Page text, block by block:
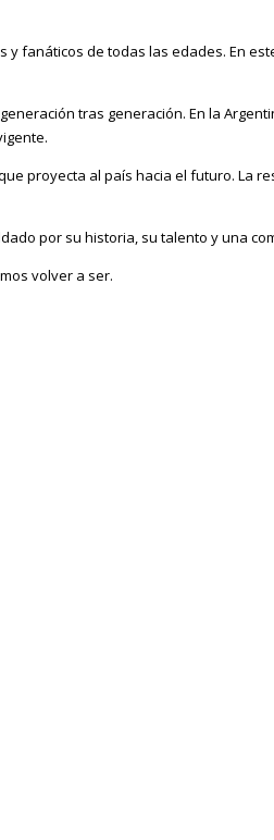
fanáticos de todas las edades. En
tras generación. En la
proyecta al país hacia el futuro. La
por su historia, su talento y una
volver a ser.